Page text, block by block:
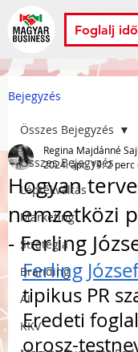
Foglalj
Bejegyzés
Összes Bejegyzés
Léptékváltás
Marketing
Stratégia
Branding
AI
KKV
Összes Bejegyzés
Hogyan
nemzetközi
- Ferling
Regina Majdánné
2024. ápr. 19.2 perc
Ferling József
tipikus PR
Eredeti
orosz-